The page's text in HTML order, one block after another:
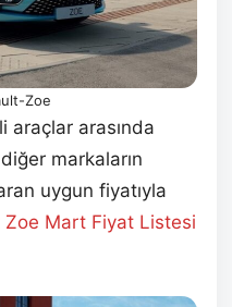
Zoe
araçlar arasında
markaların
uygun fiyatıyla
Zoe Mart Fiyat Listesi